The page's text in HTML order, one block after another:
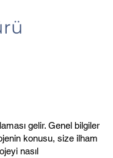
gelir. Genel bilgiler
konusu, size ilham
nasıl